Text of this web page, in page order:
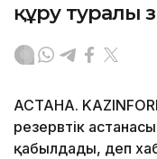
құру туралы
АСТАНА.
резервтік
қабылдады, деп